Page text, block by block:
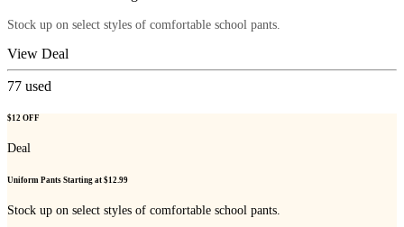
Stock up on select styles of comfortable school pants.
View Deal
77 used
$12 OFF
Deal
Uniform Pants Starting at $12.99
Stock up on select styles of comfortable school pants.